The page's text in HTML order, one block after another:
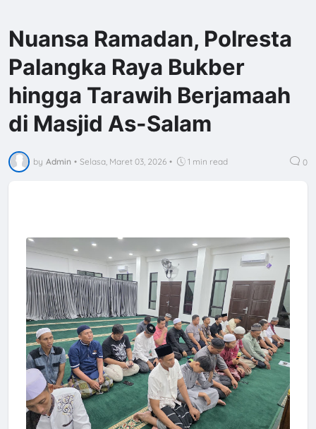
Nuansa Ramadan, Polresta
Palangka Raya Bukber
hingga Tarawih Berjamaah
di Masjid As-Salam
by Admin • Selasa, Maret 03, 2026 • 1 min read 0